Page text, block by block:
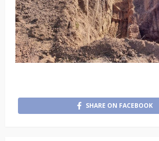
SHARE ON FACEBOOK